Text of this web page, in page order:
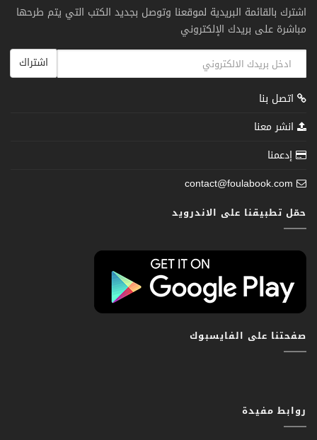
اشترك بالقائمة البريدية لموقعنا وتوصل بجديد الكتب التي يتم طرحها
مباشرة على بريدك الإلكتروني
اشتراك
اتصل بنا
انشر معنا
إدعمنا
contact@foulabook.com
حمّل تطبيقنا على الاندرويد
صفحتنا على الفايسبوك
روابط مفيدة